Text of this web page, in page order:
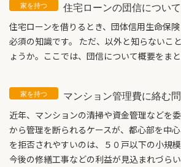
住宅ローンの団信につい
住宅ローンを借りるとき、団体信用生命保
必須の知識です。 ただ、以外と知らないこ
ょうか。ここでは、団信について概要をまと
マンション管理費に絡む
近年、マンションの清掃や資金管理などを
から管理を断られるケースが、都心部を中
を拒否されやすいのは、５０戸以下の小規模
今後の修繕工事などの利益が見込まれづらい